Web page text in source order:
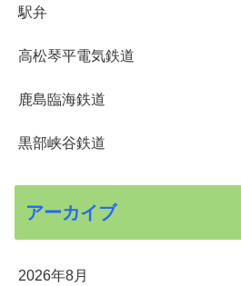
駅弁
高松琴平電気鉄道
鹿島臨海鉄道
黒部峡谷鉄道
アーカイブ
2026年8月